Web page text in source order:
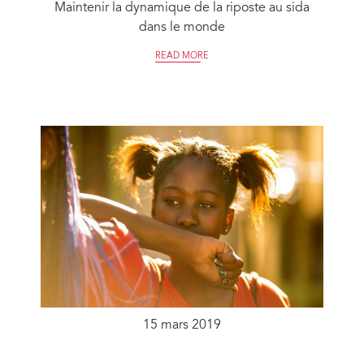
Maintenir la dynamique de la riposte au sida
dans le monde
READ MORE
15 mars 2019